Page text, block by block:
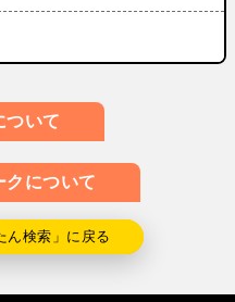
ついて
クについて
ん検索」に戻る